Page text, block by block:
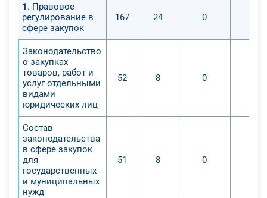
1 . Правовое
регулирование в
сфере закупок
167 24 0
Законодательство
о закупках
товаров, работ и
услуг отдельными
видами
юридических лиц
52 8 0
Состав
законодательства
в сфере закупок
для
государственных
и муниципальных
нужд
51 8 0